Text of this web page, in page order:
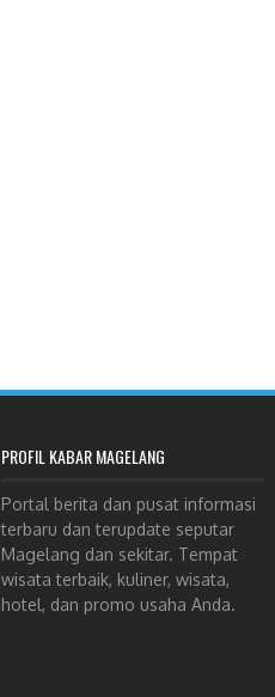
PROFIL KABAR MAGELANG
Portal berita dan pusat informasi
terbaru dan terupdate seputar
Magelang dan sekitar. Tempat
wisata terbaik, kuliner, wisata,
hotel, dan promo usaha Anda.